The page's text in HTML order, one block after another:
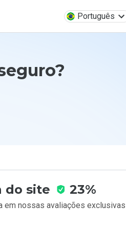
Português
do site 23%
em nossas avaliações